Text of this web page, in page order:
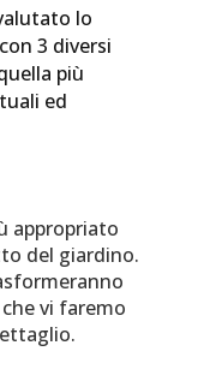
lo
3 diversi
più
ed
appropriato
del giardino.
vi faremo